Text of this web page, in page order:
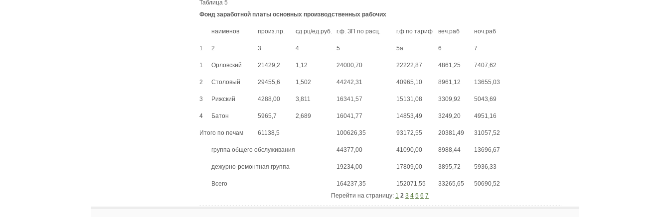
Таблица 5
Фонд заработной платы основных производственных рабочих
наименов произ.пр. сд рц/ед.руб. г.ф. ЗП по расц. г.ф по тариф веч.раб ноч.раб
1 2 3 4 5 5а 6 7
1 Орловский 21429,2 1,12 24000,70 22222,87 4861,25 7407,62
2 Столовый 29455,6 1,502 44242,31 40965,10 8961,12 13655,03
3 Рижский 4288,00 3,811 16341,57 15131,08 3309,92 5043,69
4 Батон 5965,7 2,689 16041,77 14853,49 3249,20 4951,16
Итого по печам 61138,5 100626,35 93172,55 20381,49 31057,52
группа общего обслуживания 44377,00 41090,00 8988,44 13696,67
дежурно-ремонтная группа 19234,00 17809,00 3895,72 5936,33
Всего 164237,35 152071,55 33265,65
50690,52
Перейти на страницу: 1 2 3 4 5 6 7